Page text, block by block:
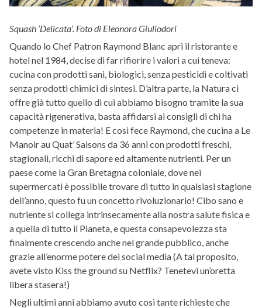
Squash ‘Delicata’. Foto di Eleonora Giuliodori
Quando lo Chef Patron Raymond Blanc aprì il ristorante e
hotel nel 1984, decise di far rifiorire i valori a cui teneva:
cucina con prodotti sani, biologici, senza pesticidi e coltivati
senza prodotti chimici di sintesi. D’altra parte, la Natura ci
offre già tutto quello di cui abbiamo bisogno tramite la sua
capacità rigenerativa, basta affidarsi ai consigli di chi ha
competenze in materia! E così fece Raymond, che cucina a Le
Manoir au Quat’ Saisons da 36 anni con prodotti freschi,
stagionali, ricchi di sapore ed altamente nutrienti. Per un
paese come la Gran Bretagna coloniale, dove nei
supermercati è possibile trovare di tutto in qualsiasi stagione
dell’anno, questo fu un concetto rivoluzionario! Cibo sano e
nutriente si collega intrinsecamente alla nostra salute fisica e
a quella di tutto il Pianeta, e questa consapevolezza sta
finalmente crescendo anche nel grande pubblico, anche
grazie all’enorme potere dei social media (A tal proposito,
avete visto Kiss the ground su Netflix? Tenetevi un’oretta
libera stasera!)
Negli ultimi anni abbiamo avuto così tante richieste che